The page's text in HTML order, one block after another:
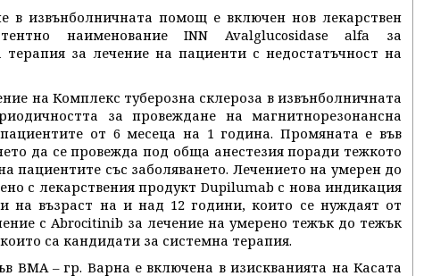
в извънболничната помощ е включен нов лекарствен
наименование INN Avalglucosidase alfa за
за лечение на пациенти с недостатъчност на
на Комплекс туберозна склероза в извънболничната
за провеждане на магнитнорезонансна
от 6 месеца на 1 година. Промяната е във
да се провежда под обща анестезия поради тежкото
пациентите със заболяването. Лечението на умерен до
с лекарствения продукт Dupilumab с нова индикация
на възраст на и над 12 години, които се нуждаят от
с Abrocitinib за лечение на умерено тежък до тежък
са кандидати за системна терапия.
ВМА – гр. Варна е включена в изискванията на Касата